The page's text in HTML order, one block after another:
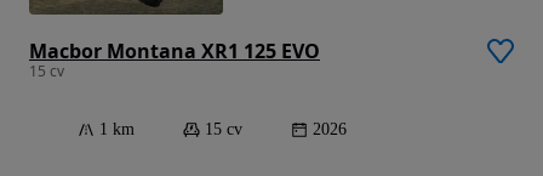
Macbor Montana XR1 125 EVO
15 cv
1 km 15 cv 2026